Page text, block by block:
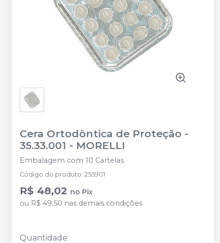
Cera Ortodôntica de Proteção -
35.33.001 - MORELLI
Embalagem com 10 Cartelas.
Código do produto: 255901
R$ 48,02 no Pix
ou R$ 49,50 nas demais condições
Quantidade: